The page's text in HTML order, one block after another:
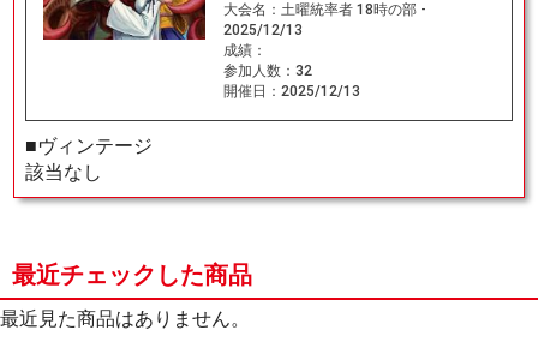
大会名： 土曜統率者 18時の部 -
2025/12/13
成績：
参加人数： 32
開催日： 2025/12/13
■ヴィンテージ
該当なし
最近チェックした商品
最近見た商品はありません。